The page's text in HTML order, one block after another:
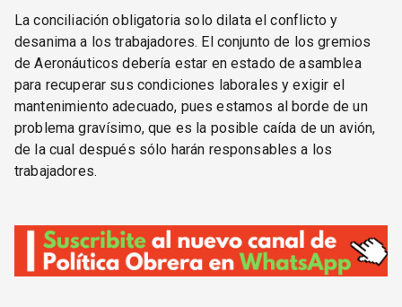
La conciliación obligatoria solo dilata el conflicto y
desanima a los trabajadores. El conjunto de los gremios
de Aeronáuticos debería estar en estado de asamblea
para recuperar sus condiciones laborales y exigir el
mantenimiento adecuado, pues estamos al borde de un
problema gravísimo, que es la posible caída de un avión,
de la cual después sólo harán responsables a los
trabajadores.